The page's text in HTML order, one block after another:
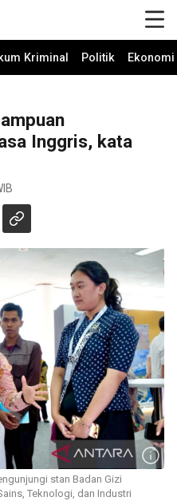
Kriminal Politik
Inggris, kata
stan Badan Gizi
Teknologi, dan Industri